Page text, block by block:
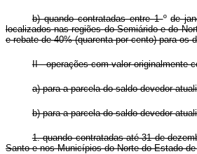
b) quando contratadas entre 1ºde
localizados nas regiões do Semiárido e do
e rebate de 40% (quarenta por cento) para os
II - operações com valor originalmente
a) para a parcela do saldo devedor
b) para a parcela do saldo devedor
1. quando contratadas até 31 de
Santo e nos Municípios do Norte do Estado